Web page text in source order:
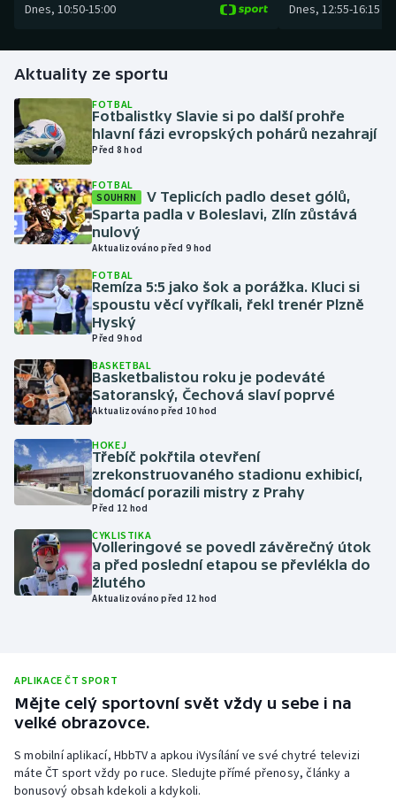
Futsal
Golf
Gymnastika
Házená
Jezdectví
Judo
Krasobruslení
Lezení
Moderní pětiboj
Motorsport
Olympijské hry
Plavání
Plážový volejbal
Rychlostní kanoistika
Short track
Dnes, 10:50-15:00 Dnes, 12:55-16:15
Aktuality ze sportu
FOTBAL
Fotbalistky Slavie si po další prohře
hlavní fázi evropských pohárů nezahrají
Před 8 hod
FOTBAL
SOUHRN
V Teplicích padlo deset gólů,
Sparta padla v Boleslavi, Zlín zůstává
nulový
Aktualizováno před 9 hod
FOTBAL
Remíza 5:5 jako šok a porážka. Kluci si
spoustu věcí vyříkali, řekl trenér Plzně
Hyský
Před 9 hod
BASKETBAL
Basketbalistou roku je podeváté
Satoranský, Čechová slaví poprvé
Aktualizováno před 10 hod
HOKEJ
Třebíč pokřtila otevření
zrekonstruovaného stadionu exhibicí,
domácí porazili mistry z Prahy
Před 12 hod
CYKLISTIKA
Volleringové se povedl závěrečný útok
a před poslední etapou se převlékla do
žlutého
Aktualizováno před 12 hod
APLIKACE ČT SPORT
Mějte celý sportovní svět vždy u sebe i na
velké obrazovce.
S mobilní aplikací, HbbTV a apkou iVysílání ve své chytré televizi
máte ČT sport vždy po ruce. Sledujte přímé přenosy, články a
bonusový obsah kdekoli a kdykoli.